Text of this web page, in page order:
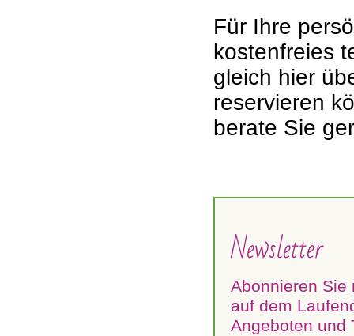
Für Ihre
kostenfreies
gleich hier
reservieren
berate Sie
Newsletter
Abonnieren Sie
auf dem
Angeboten und